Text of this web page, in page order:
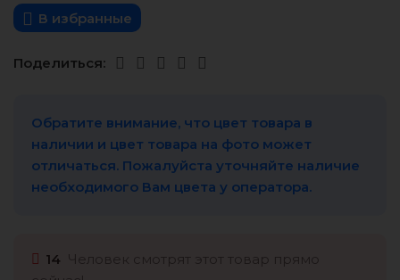
В избранные
Поделиться:
Обратите внимание, что цвет товара в
наличии и цвет товара на фото может
отличаться. Пожалуйста уточняйте наличие
необходимого Вам цвета у оператора.
14